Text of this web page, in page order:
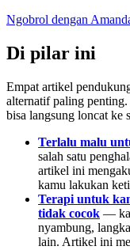
Ngobrol dengan
Di pilar ini
Empat artikel
alternatif paling
bisa langsung loncat ke
Terlalu malu
salah satu
artikel ini
kamu lakukan
Terapi untuk
tidak cocok —
nyambung,
lain. Artikel ini